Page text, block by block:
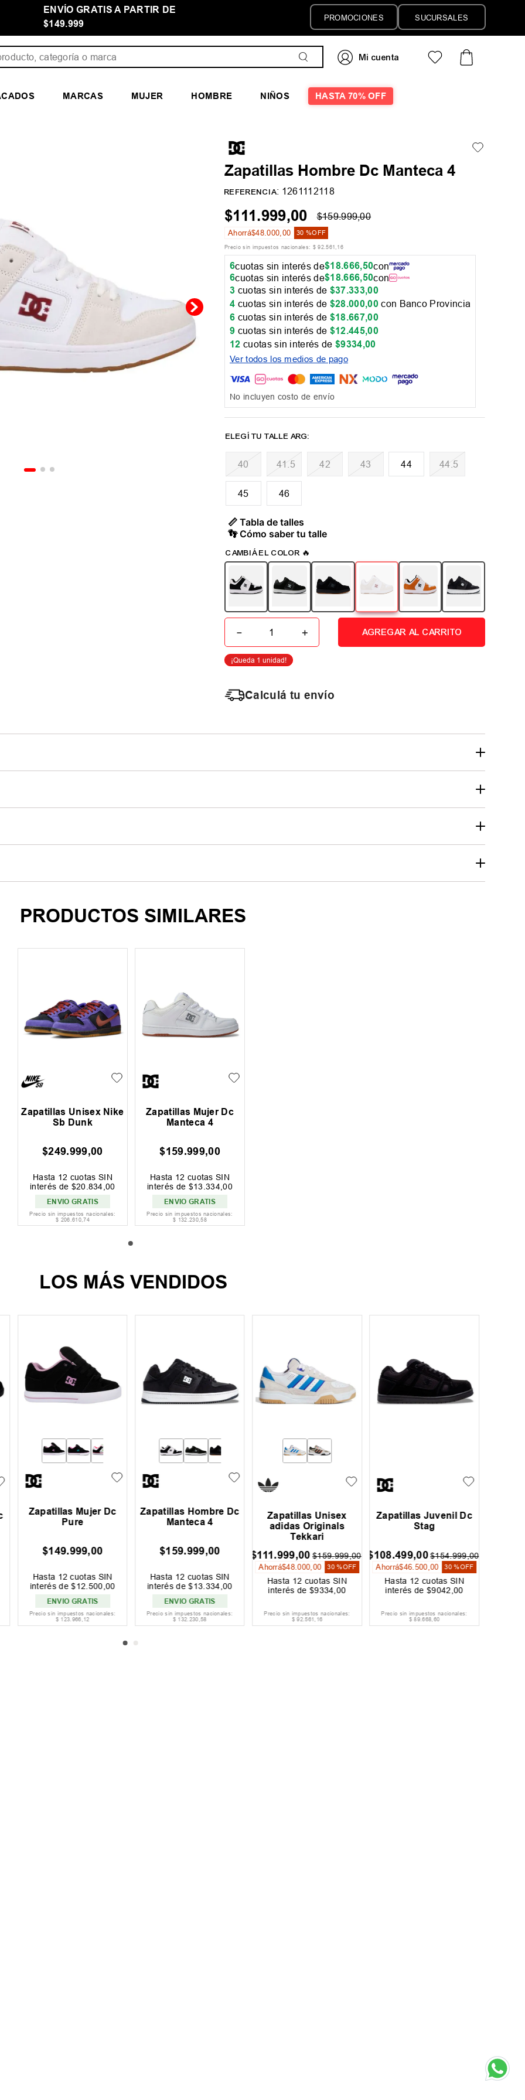
ENVÍO GRATIS A PARTIR DE
$149.999
PROMOCIONES SUCURSALES
MARCAS MUJER HOMBRE NIÑOS HASTA 70% OFF
Zapatillas Hombre Dc Manteca 4
REFERENCIA: 1261112118
$111.999,00 $159.999,00
Ahorrá$48.000,00 30 %OFF
Precio sin impuestos nacionales: $ 92.561,16
6cuotas sin interés de$18.666,50con
6cuotas sin interés de$18.666,50con
3 cuotas sin interés de $37.333,00
4 cuotas sin interés de $28.000,00 con Banco Provincia
6 cuotas sin interés de $18.667,00
9 cuotas sin interés de $12.445,00
12 cuotas sin interés de$9334,00
Ver todos los medios de pago
No incluyen costo de envío
40 41.5 42 43 44 44.5
45 46
📏 Tabla de talles
👣 Cómo saber tu talle
＋
－ AGREGAR AL CARRITO
Calculá tu envío
PRODUCTOS SIMILARES
Zapatillas Unisex Nike
Sb Dunk
$249.999,00
Hasta 12 cuotas SIN
interés de $20 834 ,00
ENVIO GRATIS
Precio sin impuestos nacionales:
$ 206.610,74
Zapatillas Mujer Dc
Manteca 4
$159.999,00
Hasta 12 cuotas SIN
interés de $13 334,00
ENVIO GRATIS
Precio sin impuestos nacionales:
$ 132.230,58
LOS MÁS VENDIDOS
Zapatillas Hombre
Nike Sb Dunk Low
PRODUCTO
Precio sin impuestos nacionales:
$ 214.875,21
Zapatillas Unisex
Vans Old Skool
PRODUCTO
Precio sin impuestos nacionales:
$ 132.148,76
Zapatillas Vans Old
Skool Platform Mujer
$179.900,00
Hasta 12 cuotas SIN
interés de$14.992,00
Precio sin impuestos nacionales:
$ 148.677 ,69
Zapatillas Juvenil Dc
Stag
$104.999,00
Hasta 12 cuotas SIN
interés de$8750,00
Precio sin impuestos nacionales:
$ 86.776,03